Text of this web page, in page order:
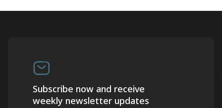
Subscribe now and receive
weekly newsletter updates